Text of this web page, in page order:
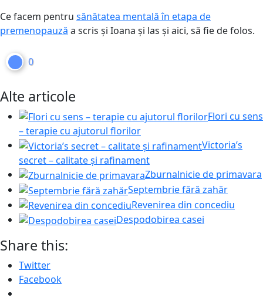
Ce facem pentru sănătatea mentală în etapa de
premenopauză a scris și Ioana și las și aici, să fie de folos.
0
Alte articole
Flori cu sens
– terapie cu ajutorul florilor
Victoria’s
secret – calitate și rafinament
Zburnalnicie de primavara
Septembrie fără zahăr
Revenirea din concediu
Despodobirea casei
Share this:
Twitter
Facebook